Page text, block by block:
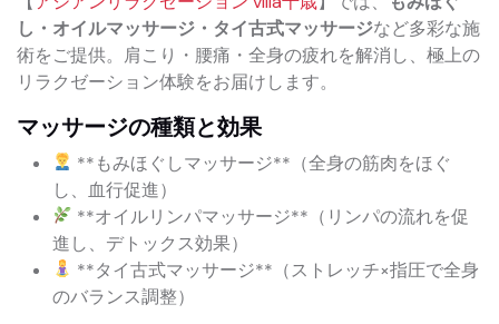
し・オイルマッサージ・タイ古式マッサージなど多彩な施
術をご提供。肩こり・腰痛・全身の疲れを解消し、極上の
リラクゼーション体験をお届けします。
マッサージの種類と効果
**もみほぐしマッサージ**（全身の筋肉をほぐ
し、血行促進）
**オイルリンパマッサージ**（リンパの流れを促
進し、デトックス効果）
**タイ古式マッサージ**（ストレッチ×指圧で全身
のバランス調整）